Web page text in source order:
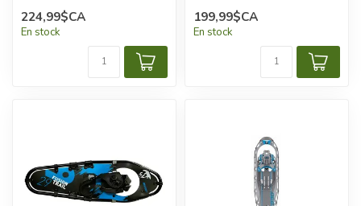
appliqués.
224,99$CA
En stock
199,99$CA
En stock